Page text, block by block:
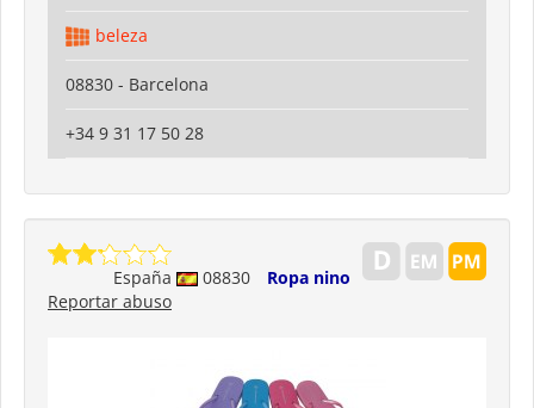
beleza
08830 - Barcelona
+34 9 31 17 50 28
España 08830
Ropa nino
Reportar abuso